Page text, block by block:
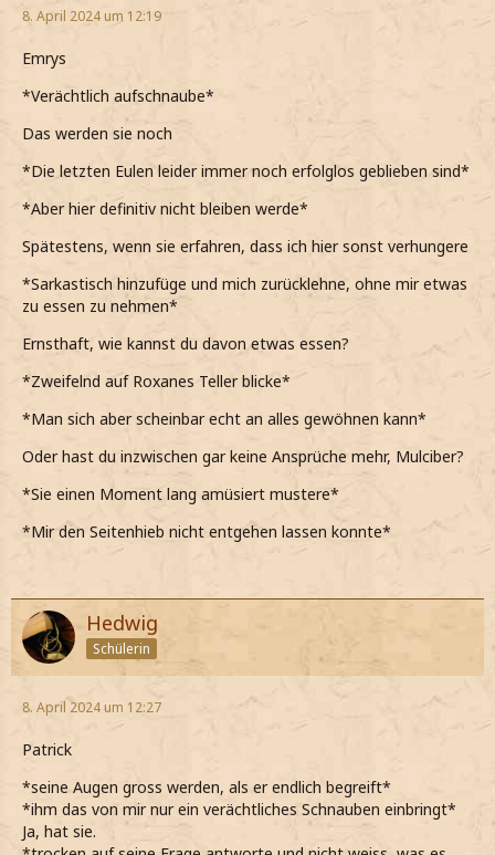
8. April 2024 um 12:19
Emrys
*Verächtlich aufschnaube*
Das werden sie noch
*Die letzten Eulen leider immer noch erfolglos geblieben sind*
*Aber hier definitiv nicht bleiben werde*
Spätestens, wenn sie erfahren, dass ich hier sonst verhungere
*Sarkastisch hinzufüge und mich zurücklehne, ohne mir etwas
zu essen zu nehmen*
Ernsthaft, wie kannst du davon etwas essen?
*Zweifelnd auf Roxanes Teller blicke*
*Man sich aber scheinbar echt an alles gewöhnen kann*
Oder hast du inzwischen gar keine Ansprüche mehr, Mulciber?
*Sie einen Moment lang amüsiert mustere*
*Mir den Seitenhieb nicht entgehen lassen konnte*
Hedwig
Schülerin
8. April 2024 um 12:27
Patrick
*seine Augen gross werden, als er endlich begreift*
*ihm das von mir nur ein verächtliches Schnauben einbringt*
Ja, hat sie.